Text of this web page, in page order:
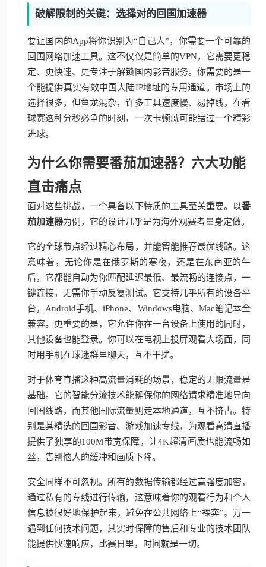
破解限制的关键：选择对的回国加速器
要让国内的App将你识别为“自己人”，你需要一个可靠的
回国网络加速工具。这不仅仅是简单的VPN，它需要更稳
定、更快速、更专注于解锁国内影音服务。你需要的是一
个能提供真实有效中国大陆IP地址的专用通道。市场上的
选择很多，但鱼龙混杂，许多工具速度慢、易掉线，在看
球赛这种分秒必争的时刻，一次卡顿就可能错过一个精彩
进球。
为什么你需要番茄加速器？六大功能
直击痛点
面对这些挑战，一个具备以下特质的工具至关重要。以番
茄加速器为例，它的设计几乎是为海外观赛者量身定做。
它的全球节点经过精心布局，并能智能推荐最优线路。这
意味着，无论你是在俄罗斯的寒夜，还是在东南亚的午
后，它都能自动为你匹配延迟最低、最流畅的连接点，一
键连接，无需你手动反复测试。它支持几乎所有的设备平
台，Android手机、iPhone、Windows电脑、Mac笔记本全
兼容。更重要的是，它允许你在一台设备上使用的同时，
其他设备也能登录。你可以在电视上投屏观看大场面，同
时用手机在球迷群里聊天，互不干扰。
对于体育直播这种高流量消耗的场景，稳定的无限流量是
基础。它的智能分流技术能确保你的网络请求精准地导向
回国线路，而其他国际流量则走本地通道，互不挤占。特
别是其精选的回国影音、游戏加速专线，为观看高清直播
提供了独享的100M带宽保障，让4K超清画质也能流畅如
丝，告别恼人的缓冲和画质下降。
安全同样不可忽视。所有的数据传输都经过高强度加密，
通过私有的专线进行传输，这意味着你的观看行为和个人
信息被很好地保护起来，避免在公共网络上“裸奔”。万一
遇到任何技术问题，其实时保障的售后和专业的技术团队
能提供快速响应，比赛日里，时间就是一切。